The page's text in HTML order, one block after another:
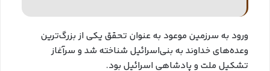
ورود به سرزمین موعود به عنوان تحقق یکی از بزرگ‌ترین
وعده‌های خداوند به بنی‌اسرائیل شناخته شد و سرآغاز
تشکیل ملت و پادشاهی اسرائیل بود.